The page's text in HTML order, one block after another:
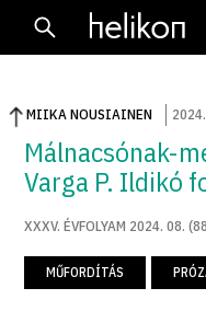
MIIKA NOUSIAINEN 2024.
Málnacsónak-
Varga P. Ildikó
XXXV. ÉVFOLYAM 2024. 08.
MŰFORDÍTÁS